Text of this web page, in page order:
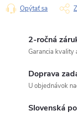
Opýtať sa
2-ročná
Garancia kvality
Doprava
U objednávok
Slovenská